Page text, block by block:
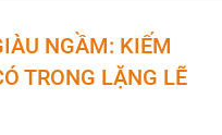
NGẦM: KIẾM
TRONG LẶNG LẼ